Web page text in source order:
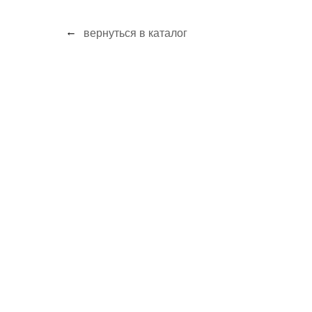
вернуться в каталог
←